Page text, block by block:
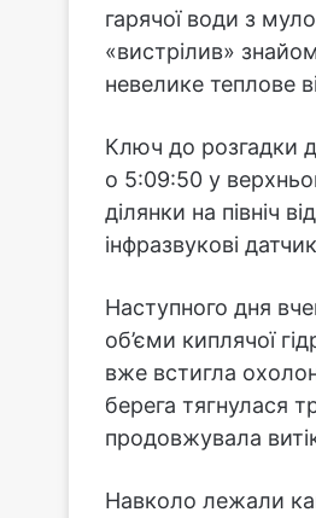
гарячої води з
«вистрілив»
невелике теплове
Ключ до розгадки
о 5:09:50 у
ділянки на північ
інфразвукові
Наступного дня
об’єми киплячої
вже встигла
берега тягнулася
продовжувала
Навколо лежали